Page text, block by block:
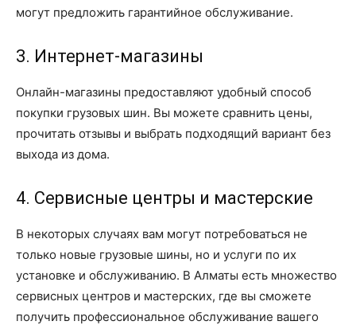
могут предложить гарантийное обслуживание.
3. Интернет-магазины
Онлайн-магазины предоставляют удобный способ
покупки грузовых шин. Вы можете сравнить цены,
прочитать отзывы и выбрать подходящий вариант без
выхода из дома.
4. Сервисные центры и мастерские
В некоторых случаях вам могут потребоваться не
только новые грузовые шины, но и услуги по их
установке и обслуживанию. В Алматы есть множество
сервисных центров и мастерских, где вы сможете
получить профессиональное обслуживание вашего